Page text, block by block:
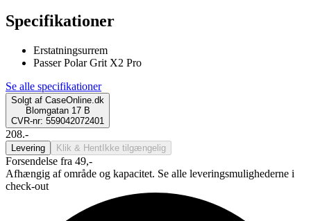
Specifikationer
Erstatningsurrem
Passer Polar Grit X2 Pro
Se alle specifikationer
Solgt af CaseOnline.dk
Blomgatan 17 B
CVR-nr: 559042072401
208.-
Levering Klik & Hent Ikke tilgængelig
Forsendelse fra 49,-
Afhængig af område og kapacitet. Se alle leveringsmulighederne i
check-out